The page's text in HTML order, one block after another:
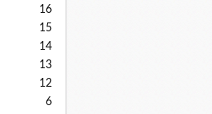
16
15
14
13
12
6